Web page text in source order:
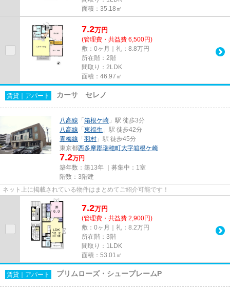
面積：35.18㎡
7.2万円
(管理費・共益費 6,500円)
敷：0ヶ月｜礼：8.8万円
所在階：2階
間取り：2LDK
面積：46.97㎡
賃貸｜アパート カーサ セレノ
八高線 「箱根ケ崎 」駅 徒歩3分
八高線 「東福生 」駅 徒歩42分
青梅線 「羽村 」駅 徒歩45分
東京都西多摩郡瑞穂町大字箱根ケ崎
7.2万円
築年数：築13年 ｜募集中： 1室
階数：3階建
ネット上に掲載されている物件はまとめてご紹介可能です！
7.2万円
(管理費・共益費 2,900円)
敷：0ヶ月｜礼：8.2万円
所在階：3階
間取り：1LDK
面積：53.01㎡
賃貸｜アパート プリムローズ・シュープレームP